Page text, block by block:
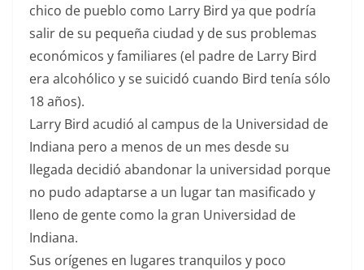
chico de pueblo como Larry Bird ya que podría
salir de su pequeña ciudad y de sus problemas
económicos y familiares (el padre de Larry Bird
era alcohólico y se suicidó cuando Bird tenía sólo
18 años).
Larry Bird acudió al campus de la Universidad de
Indiana pero a menos de un mes desde su
llegada decidió abandonar la universidad porque
no pudo adaptarse a un lugar tan masificado y
lleno de gente como la gran Universidad de
Indiana.
Sus orígenes en lugares tranquilos y poco